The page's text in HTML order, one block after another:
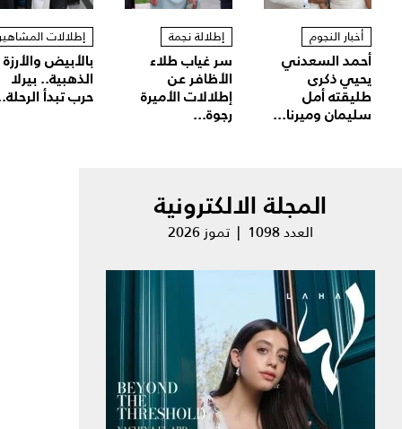
أخبار النجوم
أحمد السعدني
يحيي ذكرى
طليقته أمل
سليمان وميرنا...
إطلالة نجمة
سر غياب طلاء
الأظافر عن
إطلالات الأميرة
رجوة...
إطلالات
بالأبيض والأرزة
الذهبية.. بيرلا
حرب تبدأ
المجلة الالكترونية
العدد 1098 | تموز 2026